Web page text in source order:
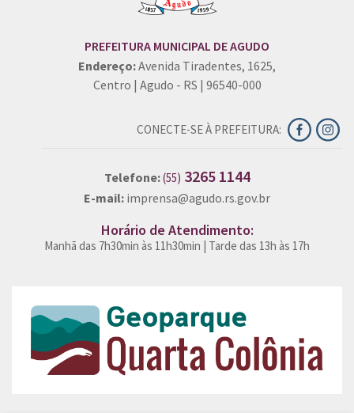
PREFEITURA MUNICIPAL DE AGUDO
Endereço:Avenida Tiradentes, 1625,
Centro | Agudo - RS | 96540-000
CONECTE-SE À PREFEITURA:
Telefone:(55) 3265 1144
E-mail: imprensa@agudo.rs.gov.br
Horário de Atendimento:
Manhã das 7h30min às 11h30min | Tarde das 13h às 17h